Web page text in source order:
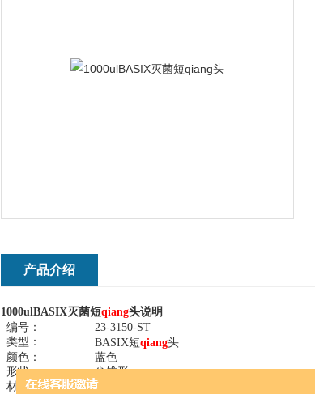
产品介绍
1000ulBASIX灭菌短qiang头说明
编号：
23-3150-ST
类型：
BASIX短qiang头
颜色：
蓝色
形状：
尖锥形
材质：
PP